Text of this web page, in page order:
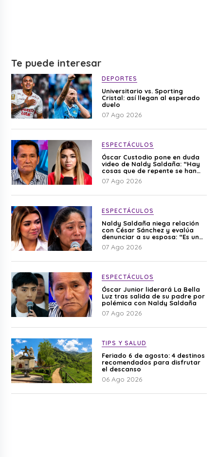
Te puede interesar
DEPORTES
Universitario vs. Sporting
Cristal: así llegan al esperado
duelo
07 Ago 2026
ESPECTÁCULOS
Óscar Custodio pone en duda
video de Naldy Saldaña: “Hay
cosas que de repente se han
editado”
07 Ago 2026
ESPECTÁCULOS
Naldy Saldaña niega relación
con César Sánchez y evalúa
denunciar a su esposa: “Es una
difamación”
07 Ago 2026
ESPECTÁCULOS
Óscar Junior liderará La Bella
Luz tras salida de su padre por
polémica con Naldy Saldaña
07 Ago 2026
TIPS Y SALUD
Feriado 6 de agosto: 4 destinos
recomendados para disfrutar
el descanso
06 Ago 2026